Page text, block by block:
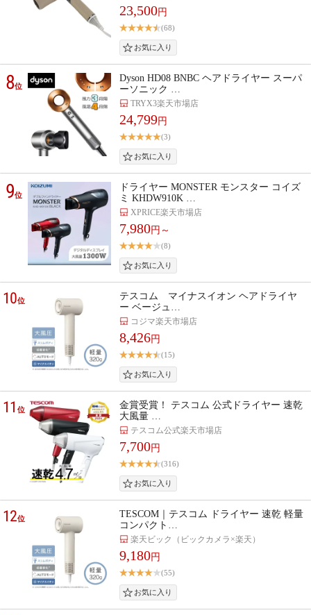
23,500円
(68)
8位
Dyson HD08 BNBC ヘアドライヤー スーパ
ーソニック …
TRYX3楽天市場店
24,799円
(3)
9位
ドライヤー MONSTER モンスター コイズ
ミ KHDW910K …
XPRICE楽天市場店
7,980円～
(8)
10位
テスコム マイナスイオン ヘアドライヤ
ー ベージュ…
コジマ楽天市場店
8,426円
(15)
11位
金賞受賞！ テスコム 公式ドライヤー 速乾
大風量 …
テスコム公式楽天市場店
7,700円
(316)
12位
TESCOM｜テスコム ドライヤー 速乾 軽量
コンパクト…
楽天ビック（ビックカメラ×楽天）
9,180円
(55)